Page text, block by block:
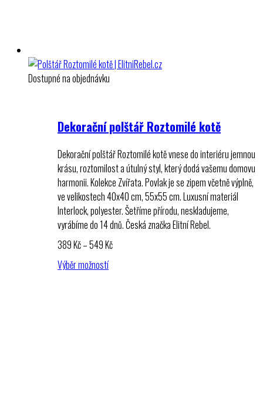
Dostupné na objednávku
Dekorační polštář Roztomilé kotě
Dekorační polštář Roztomilé kotě vnese do interiéru jemnou
krásu, roztomilost a útulný styl, který dodá vašemu domovu
harmonii. Kolekce Zvířata. Povlak je se zipem včetně výplně,
ve velikostech 40x40 cm, 55x55 cm. Luxusní materiál
Interlock, polyester. Šetříme přírodu, neskladujeme,
vyrábíme do 14 dnů. Česká značka Elitní Rebel.
389Kč–549KčRozpětí
Výběr možností